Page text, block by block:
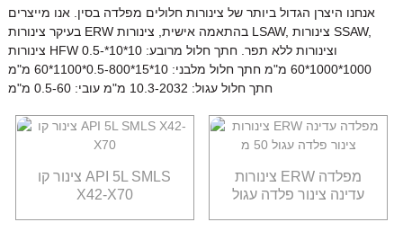
אנחנו היצרן הגדול ביותר של צינורות חלולים מפלדה בסין. אנו מייצרים
בעיקר צינורות ERW בהתאמה אישית, צינורות LSAW, צינורות SSAW,
צינורות HFW וצינורות ללא תפר. חתך חלול מרובע: 10*10*0.5-
1000*1000*60 מ"מ חתך חלול מלבני: 10*15*0.5-800*1100*60 מ"מ
חתך חלול עגול: 10.3-2032 מ"מ עובי: 0.5-60 מ"מ
צינור קו API 5L SMLS
X42-X70
צינורות ERW מפלדה
עדינה צינור פלדה עגול